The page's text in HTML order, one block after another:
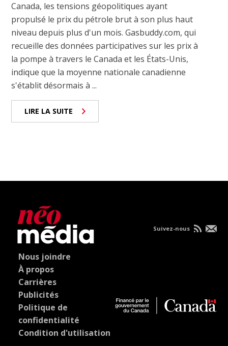
Canada, les tensions géopolitiques ayant
propulsé le prix du pétrole brut à son plus haut
niveau depuis plus d'un mois. Gasbuddy.com, qui
recueille des données participatives sur les prix à
la pompe à travers le Canada et les États-Unis,
indique que la moyenne nationale canadienne
s'établit désormais à ...
LIRE LA SUITE
Nous joindre
À propos
Carrières
Publicités
Politique de
confidentialité
Condition d'utilisation
Suivez-nous